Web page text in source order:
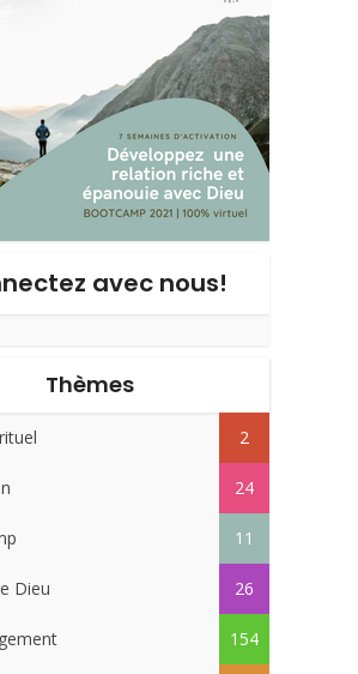
avec nous!
Thèmes
2
24
11
Dieu 26
154